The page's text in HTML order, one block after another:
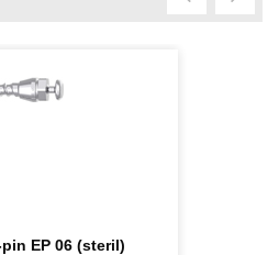
EP 06 (steril)